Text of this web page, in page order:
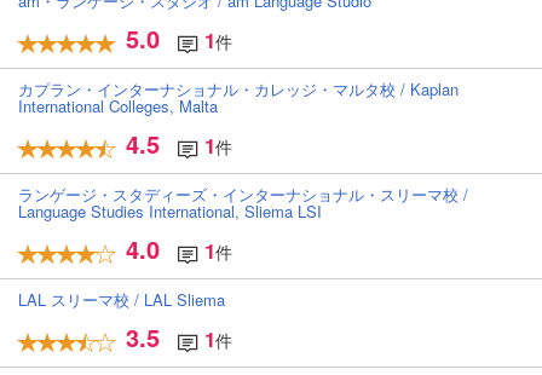
5.0 1件
カプラン・インターナショナル・カレッジ・マルタ校 / Kaplan
International Colleges, Malta
4.5 1件
ランゲージ・スタディーズ・インターナショナル・スリーマ校 /
Language Studies International, Sliema LSI
4.0 1件
LAL スリーマ校 / LAL Sliema
3.5 1件